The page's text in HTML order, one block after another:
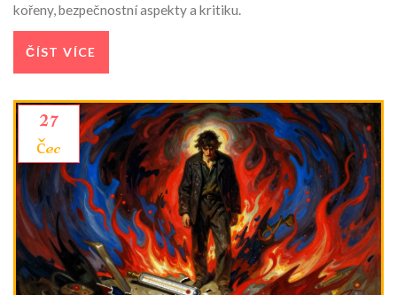
kořeny, bezpečnostní aspekty a kritiku.
ČÍST VÍCE
27
čec